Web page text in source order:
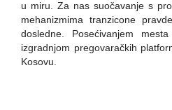
u miru. Za nas suočavanje s
mehanizmima tranzicone
dosledne. Posećivanjem
izgradnjom pregovaračkih
Kosovu.